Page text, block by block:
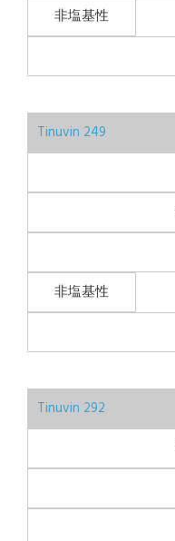
非塩基性
Tinuvin 249
非塩基性
Tinuvin 292